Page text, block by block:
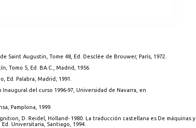
Saint Augustin, Tome 48, Ed. Desclée de Brouwer, París, 1972.
Tomo 5, Ed. BA.C., Madrid, 1956.
Ed. Palabra, Madrid, 1991.
del curso 1996-97, Universidad de Navarra, en
Pamplona, 1999.
D. Reidel, Holland- 1980. La traducción castellana es De máquinas y
Universitaria, Santiago, 1994.